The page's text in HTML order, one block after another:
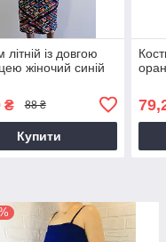
із довгою
жіночий синій
₴ 88 ₴
Купити